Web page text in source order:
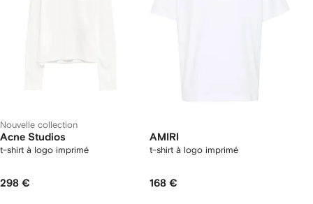
Nouvelle collection
Acne Studios
t-shirt à logo imprimé
298 €
AMIRI
t-shirt à logo imprimé
168 €